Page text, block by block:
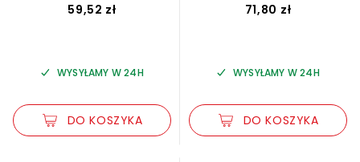
59,52 zł
WYSYŁAMY W 24H
DO KOSZYKA
71,80 zł
WYSYŁAMY W 24H
DO KOSZYKA